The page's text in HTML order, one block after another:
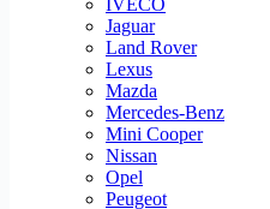
IVECO
Jaguar
Land Rover
Lexus
Mazda
Mercedes-Benz
Mini Cooper
Nissan
Opel
Peugeot